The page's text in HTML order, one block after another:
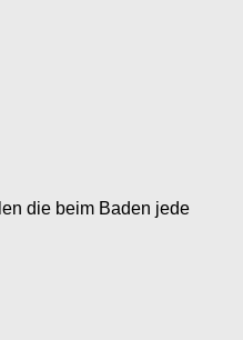
die beim Baden jede